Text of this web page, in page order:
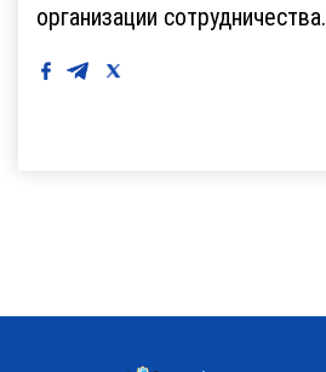
организации сотрудничества.